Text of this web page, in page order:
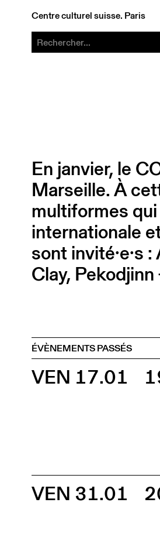
Centre culturel suisse. Paris
En janvier, le
Marseille. À
multiformes
internationale
sont invité·e·s
Clay,
ÉVÈNEMENTS PASSÉS
VEN 17.01
VEN 31.01